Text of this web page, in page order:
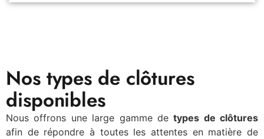
Nos types de clôtures
disponibles
Nous offrons une large gamme detypes de clôtures
afin de répondre à toutes les attentes en matière de